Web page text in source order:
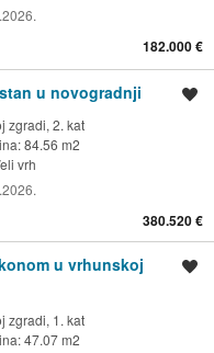
182.000 €
u novogradnji
zgradi, 2. kat
84.56 m2
vrh
380.520 €
u vrhunskoj
zgradi, 1. kat
47.07 m2